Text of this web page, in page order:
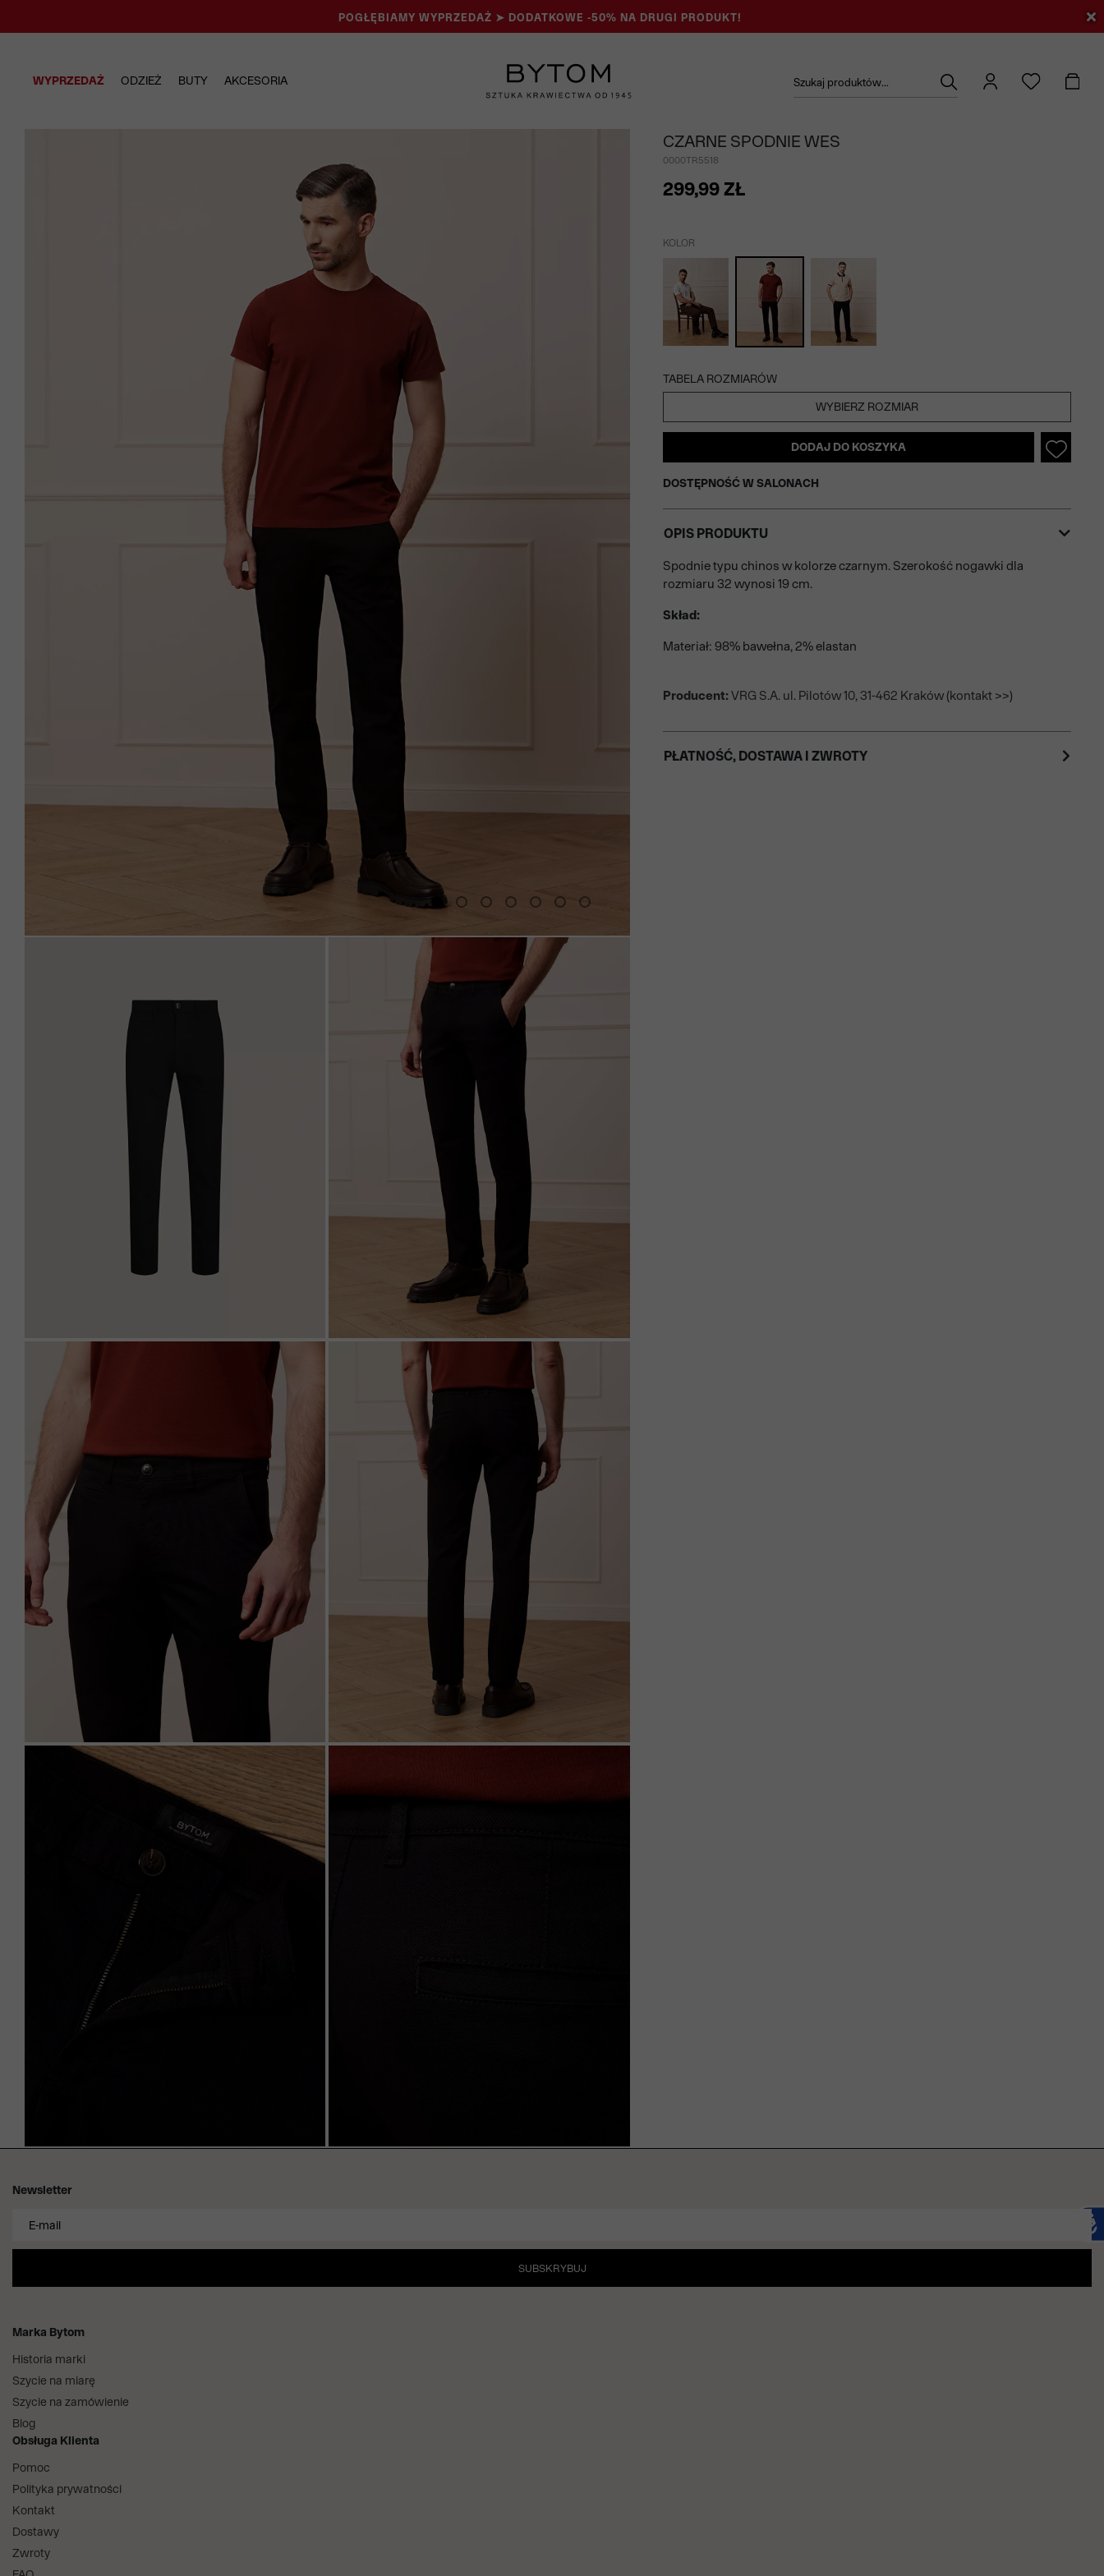
POGŁĘBIAMY WYPRZEDAŻ ➤ DODATKOWE -50% NA DRUGI PRODUKT!
WYPRZEDAŻ ODZIEŻ BUTY AKCESORIA Szukaj produktów...
CZARNE SPODNIE WES
0000TR5518
299,99 ZŁ
KOLOR
TABELA ROZMIARÓW
WYBIERZ ROZMIAR
DODAJ DO KOSZYKA
DOSTĘPNOŚĆ W SALONACH
OPIS PRODUKTU
Spodnie typu chinos w kolorze czarnym. Szerokość nogawki dla
rozmiaru 32 wynosi 19 cm.
Skład:
Materiał: 98% bawełna, 2% elastan
Producent: VRG S.A. ul. Pilotów 10, 31-462 Kraków (kontakt >>)
PŁATNOŚĆ, DOSTAWA I ZWROTY
Marka Bytom
Historia marki
Szycie na miarę
Szycie na zamówienie
Blog
Obsługa Klienta
Pomoc
Polityka prywatności
Kontakt
Dostawy
Zwroty
Newsletter